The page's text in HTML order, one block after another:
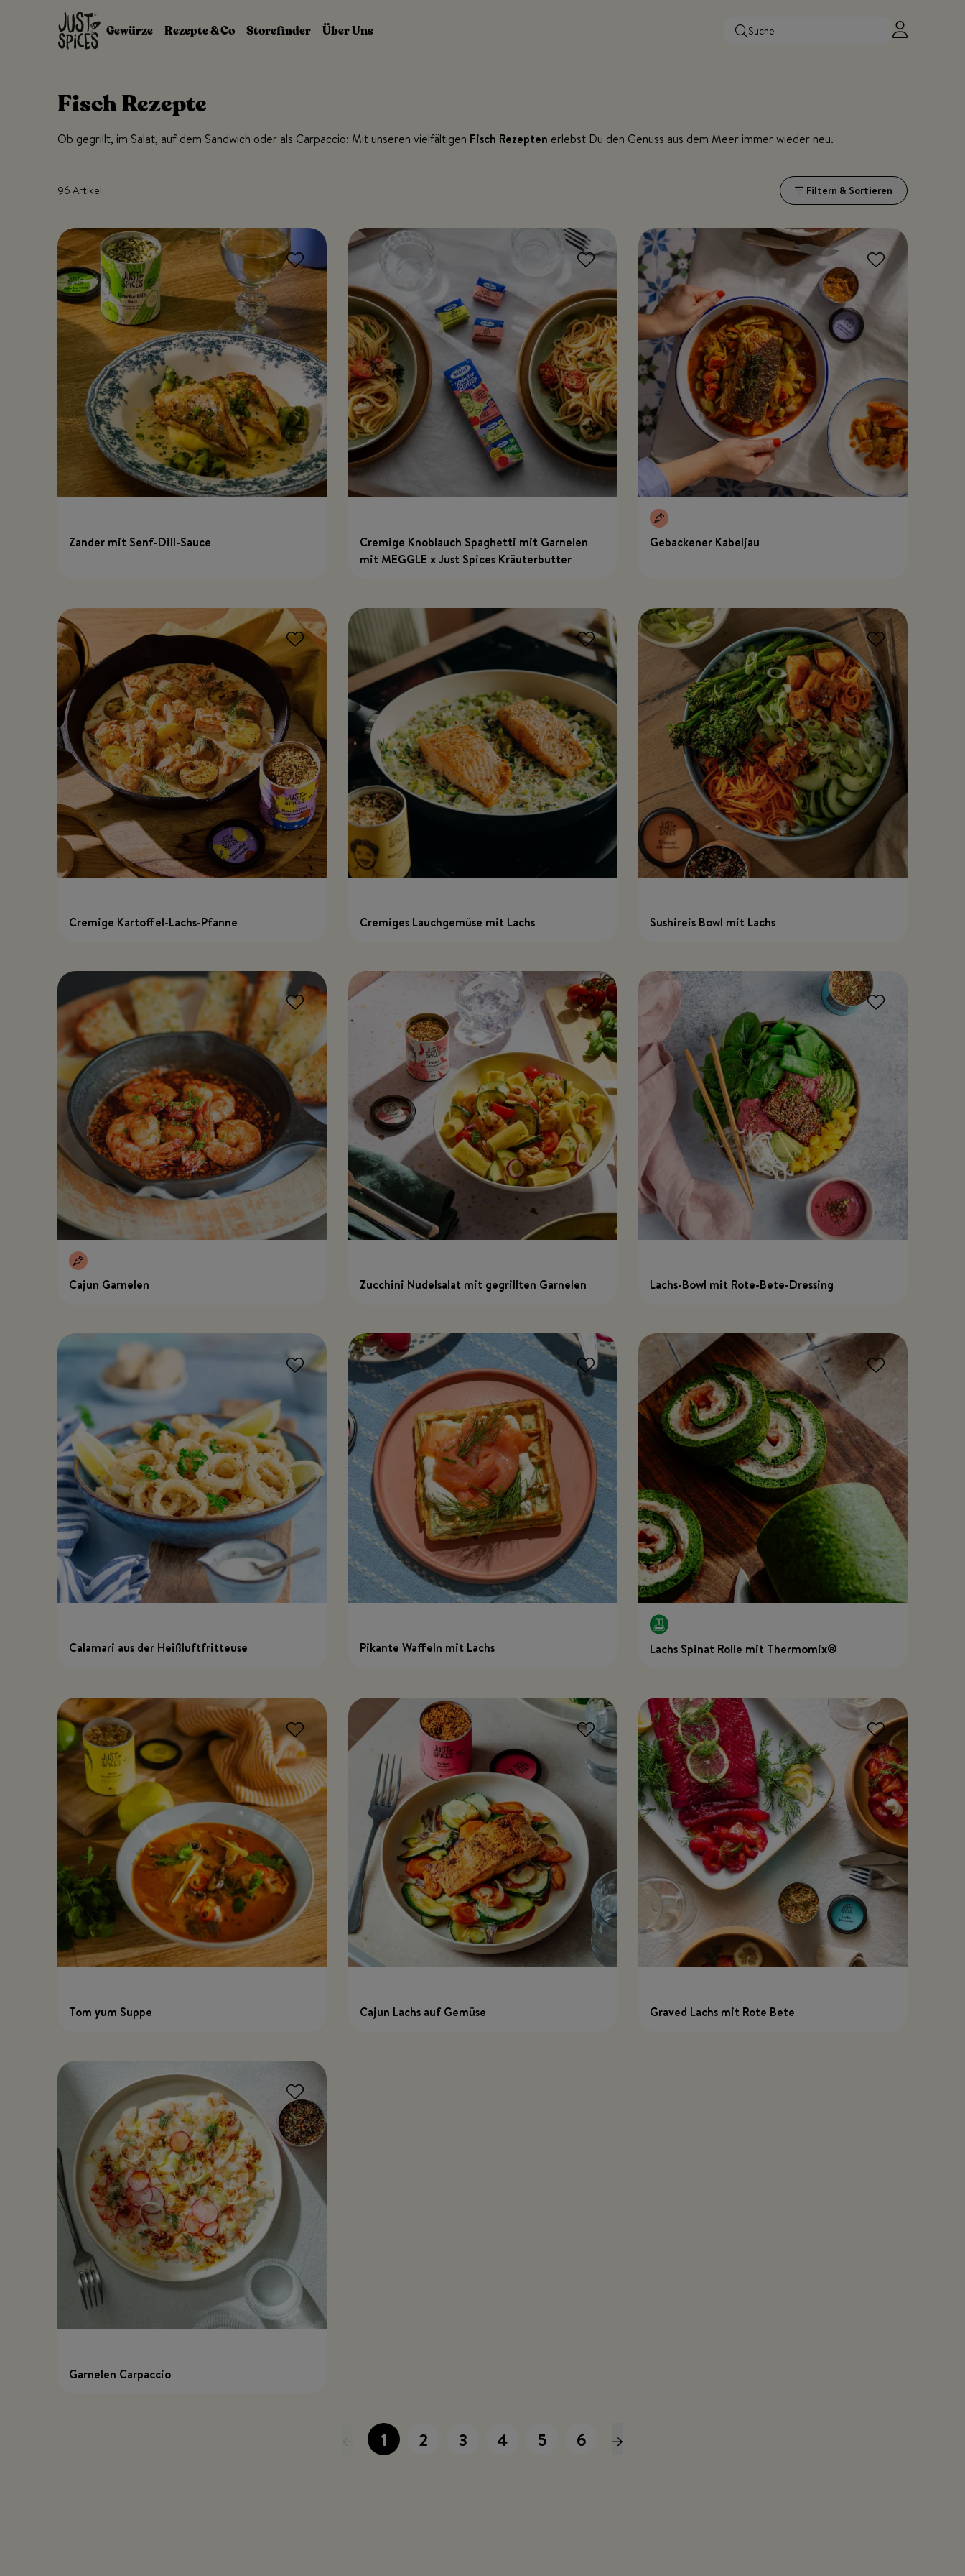
Zum Inhalt springen
Gewürze
Rezepte & Co Storefinder Über Uns
Fisch Rezepte
Ob gegrillt, im Salat, auf dem Sandwich oder als Carpaccio: Mit unseren vielfältigen Fisch Rezepten erlebst Du den Genuss aus dem Meer immer wieder neu.
96 Artikel Filtern & Sortieren
Zander mit Senf-Dill-Sauce
Cremige Knoblauch Spaghetti mit Garnelen
mit MEGGLE x Just Spices Kräuterbutter
Gebackener Kabeljau
Cremige Kartoffel-Lachs-Pfanne Cremiges Lauchgemüse mit Lachs Sushireis Bowl mit Lachs
Cajun Garnelen Zucchini Nudelsalat mit gegrillten Garnelen Lachs-Bowl mit Rote-Bete-Dressing
Calamari aus der Heißluftfritteuse Pikante Waffeln mit Lachs Lachs Spinat Rolle mit Thermomix®
Tom yum Suppe Cajun Lachs auf Gemüse Graved Lachs mit Rote Bete
Garnelen Carpaccio
1 2 3 4 5 6